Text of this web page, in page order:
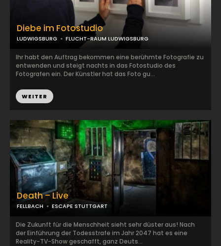
Diebe im Fotostudio
LUDWIGSBURG FLUCHT-RAUM LUDWIGSBURG
Ihr habt den Auftrag bekommen eine berühmte Fotografie zu
entwenden und steigt nachts in das Fotostudio des
Fotografen ein. Der Künstler hat das Foto gu...
WEITER
Death – Live
FELLBACH ESCAPE STUTTGART
Die Zukunft für die Menschheit sieht sehr düster aus! Nach
der Einführung der Todesstrafe im Jahr 2047 hat es eine
Reality-TV-Show geschafft, ganz Deuts...